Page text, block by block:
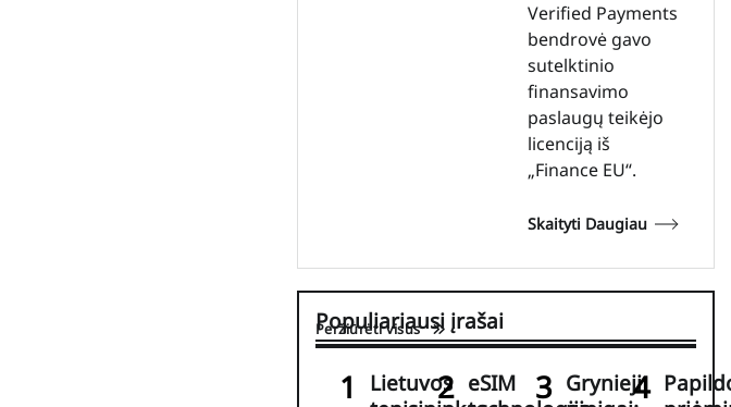
Verified Payments
bendrovė gavo
sutelktinio
finansavimo
paslaugų teikėjo
licenciją iš
„Finance EU“.
Skaityti Daugiau
Populiariausi įrašai
Peržiūrėti visus
Lietuvos eSIM
Grynieji